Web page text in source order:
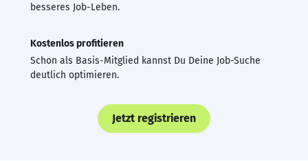
besseres Job-Leben.
Kostenlos profitieren
Schon als Basis-Mitglied kannst Du Deine Job-Suche
deutlich optimieren.
Jetzt registrieren